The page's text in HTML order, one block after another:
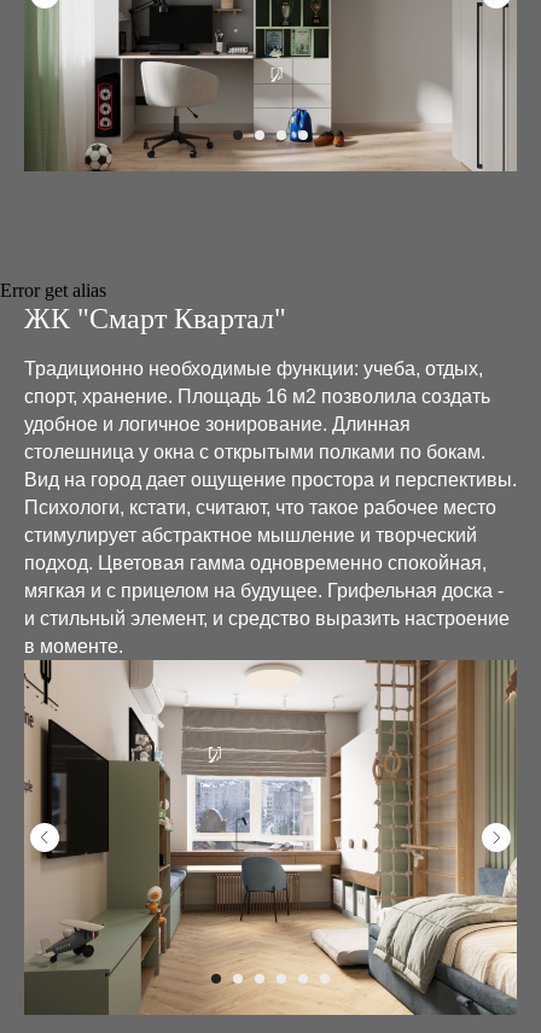
Error get alias
ЖК "Смарт Квартал"
Традиционно необходимые функции: учеба, отдых,
спорт, хранение. Площадь 16 м2 позволила создать
удобное и логичное зонирование. Длинная
столешница у окна с открытыми полками по бокам.
Вид на город дает ощущение простора и перспективы.
Психологи, кстати, считают, что такое рабочее место
стимулирует абстрактное мышление и творческий
подход. Цветовая гамма одновременно спокойная,
мягкая и с прицелом на будущее. Грифельная доска -
и стильный элемент, и средство выразить настроение
в моменте.